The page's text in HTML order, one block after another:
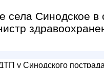
села Синодское